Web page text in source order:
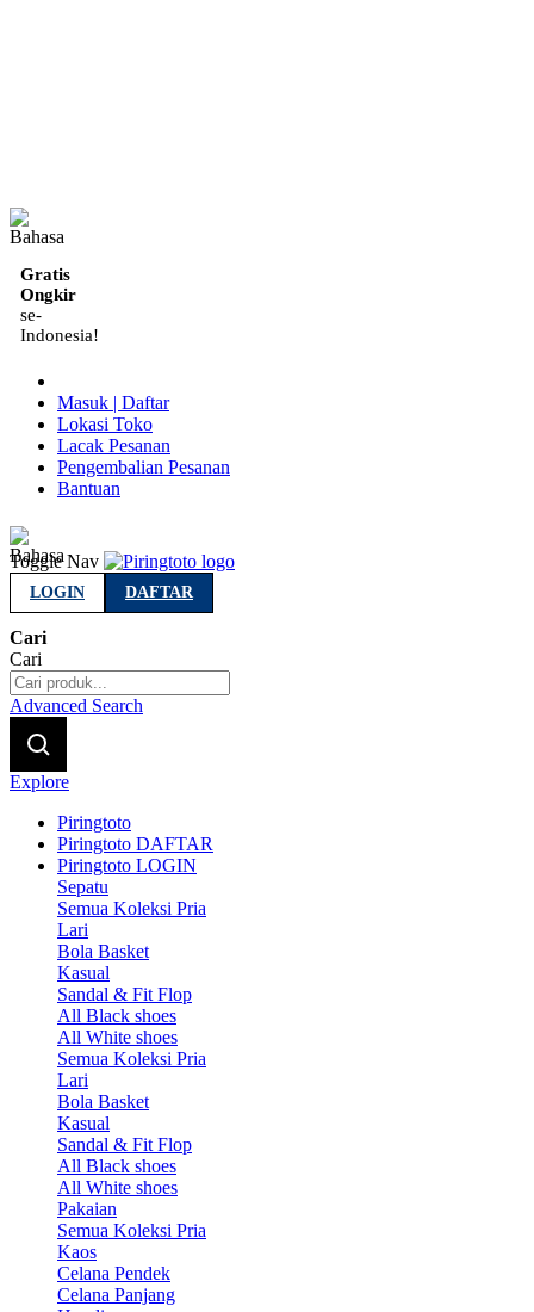
Gratis
Ongkir
se-
Indonesia!
Masuk | Daftar
Lokasi Toko
Lacak Pesanan
Pengembalian Pesanan
Bantuan
Toggle Nav
LOGIN DAFTAR
Cari
Cari
Advanced Search
Explore
Piringtoto
Piringtoto DAFTAR
Piringtoto LOGIN
Sepatu
Semua Koleksi Pria
Lari
Bola Basket
Kasual
Sandal & Fit Flop
All Black shoes
All White shoes
Semua Koleksi Pria
Lari
Bola Basket
Kasual
Sandal & Fit Flop
All Black shoes
All White shoes
Pakaian
Semua Koleksi Pria
Kaos
Celana Pendek
Celana Panjang